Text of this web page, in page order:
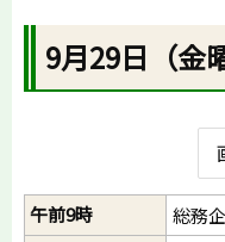
9月29日（金
午前9時
総務